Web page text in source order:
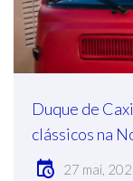
Duque de
clássicos na
27 mai,